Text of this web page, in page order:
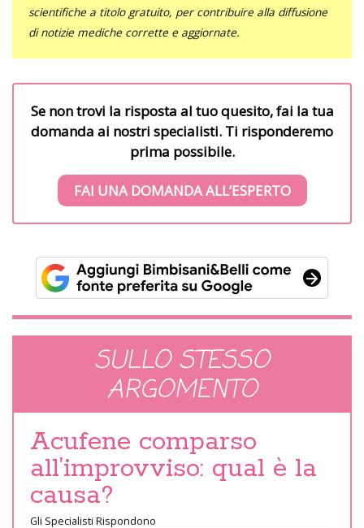
scientifiche a titolo gratuito, per contribuire alla diffusione
di notizie mediche corrette e aggiornate.
Se non trovi la risposta al tuo quesito, fai la tua
domanda ai nostri specialisti. Ti risponderemo
prima possibile.
FAI UNA DOMANDA ALL’ESPERTO
SULLO STESSO
ARGOMENTO
Acufene comparso
all’improvviso: qual è la
causa?
Gli Specialisti Rispondono